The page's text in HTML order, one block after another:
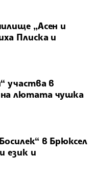
„Асен и
Плиска и
участва в
лютата чушка
в Брюксел
език и